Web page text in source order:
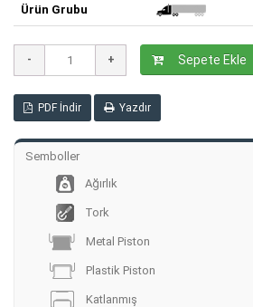
Ürün Grubu
Sepete Ekle
PDF İndir Yazdır
Semboller
Ağırlık
Tork
Metal Piston
Plastik Piston
Katlanmış